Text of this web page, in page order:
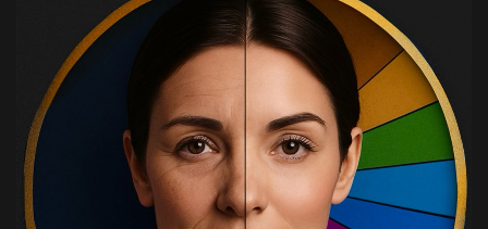
Lifting facial en plan profond
Lifting Frontal (Forehead Lift)
Chirurgie de Remodelage du Haut du
Chirurgie Esthétique des Paupières
Supérieures (Blépharoplastie)